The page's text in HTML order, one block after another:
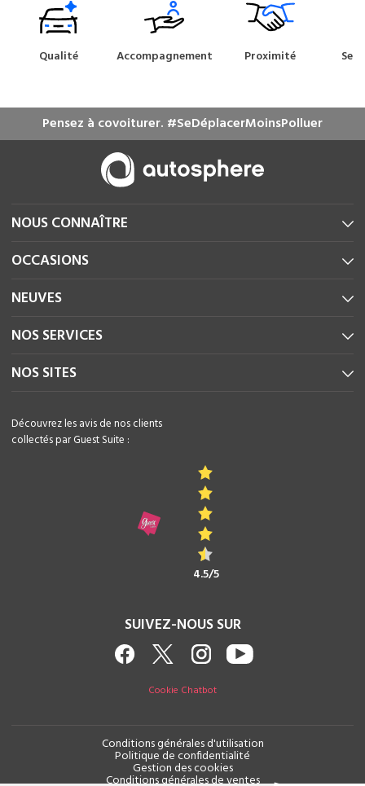
Qualité Accompagnement Proximité
Pensez à covoiturer. #SeDéplacerMoinsPolluer
NOUS CONNAÎTRE
OCCASIONS
NEUVES
NOS SERVICES
NOS SITES
Découvrez les avis de nos clients
collectés par Guest Suite :
4.5/5
SUIVEZ-NOUS SUR
Cookie Chatbot
Conditions générales d'utilisation
Politique de confidentialité
Gestion des cookies
Conditions générales de ventes